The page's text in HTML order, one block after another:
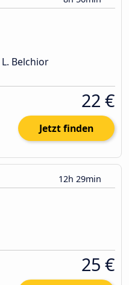
Belchior
22 €
Jetzt finden
12h 29min
25 €